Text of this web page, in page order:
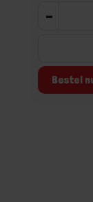
-
Bestel